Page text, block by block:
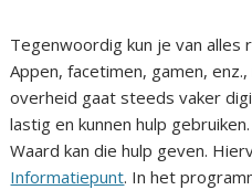
Tegenwoordig kun je van alles
Appen, facetimen, gamen,
overheid gaat steeds vaker
lastig en kunnen hulp
Waard kan die hulp geven.
Informatiepunt. In het